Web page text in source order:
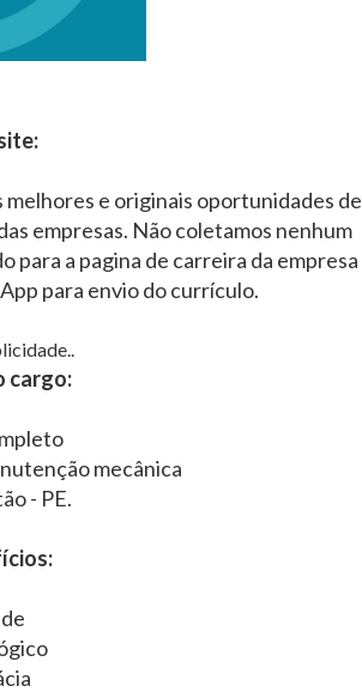
e originais oportunidades de
empresas. Não coletamos nenhum
para a pagina de carreira da empresa
para envio do currículo.
cargo:
mecânica
- PE.